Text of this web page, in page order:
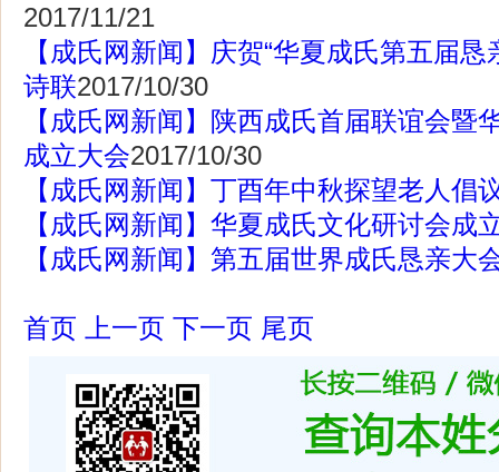
2017/11/21
【成氏网新闻】庆贺“华夏成氏第五届
诗联2017/10/30
【成氏网新闻】陕西成氏首届联谊会暨
成立大会2017/10/30
【成氏网新闻】丁酉年中秋探望老人倡
【成氏网新闻】华夏成氏文化研讨会成
【成氏网新闻】第五届世界成氏恳亲大
首页 上一页 下一页 尾页